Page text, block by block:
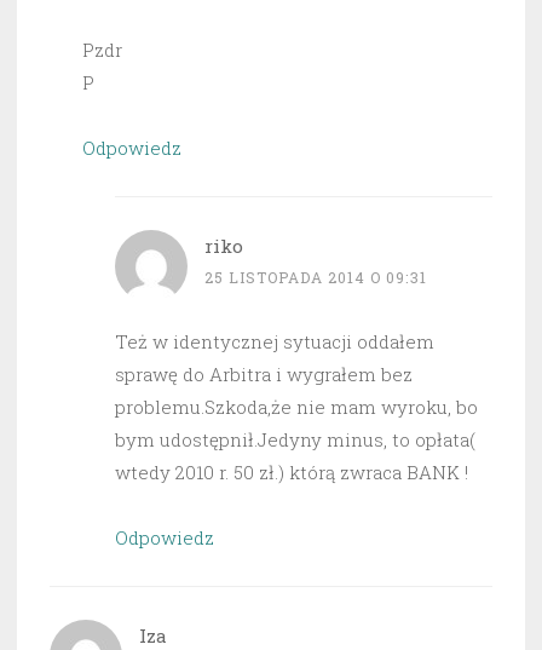
Pzdr
P
Odpowiedz
riko
25 LISTOPADA 2014 O 09:31
Też w identycznej sytuacji oddałem
sprawę do Arbitra i wygrałem bez
problemu.Szkoda,że nie mam wyroku, bo
bym udostępnił.Jedyny minus, to opłata(
wtedy 2010 r. 50 zł.) którą zwraca BANK !
Odpowiedz
Iza